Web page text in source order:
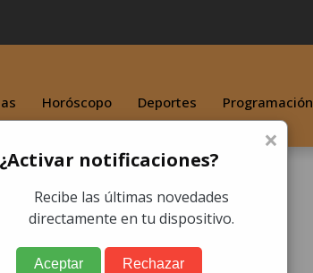
Horóscopo Deportes Programación
extrajudicial
×
¿Activar notificaciones?
Recibe las últimas novedades
directamente en tu dispositivo.
Aceptar Rechazar